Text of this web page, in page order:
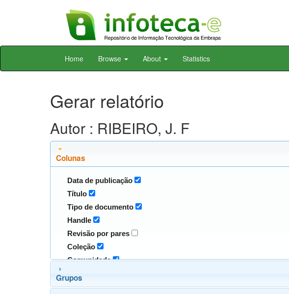
Skip
Home Browse About Statistics
Gerar relatório
Autor : RIBEIRO, J. F
Colunas
Data de publicação
Título
Tipo de documento
Handle
Revisão por pares
Coleção
Comunidade
Grupos